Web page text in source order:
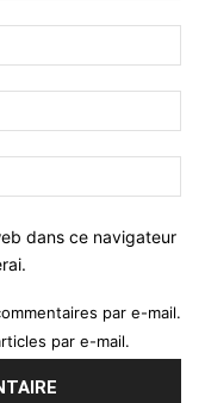
dans ce navigateur
par e-mail.
par e-mail.